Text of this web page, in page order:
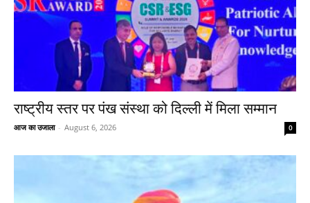
राष्ट्रीय स्तर पर पंख संस्था को दिल्ली में मिला सम्मान
आज का उजाला - August 6, 2026 0